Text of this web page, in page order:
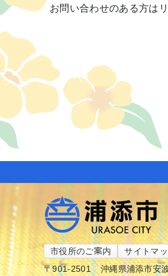
お問い合わせのある方は
市役所のご案内 サイトマ
〒901-2501
沖縄県浦添市安